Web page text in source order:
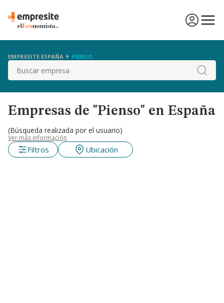
EMPRESITE ESPAÑA PIENSO
Buscar
Empresas de "Pienso" en España
(Búsqueda realizada por el usuario)
Ver más información
Filtros Ubicación